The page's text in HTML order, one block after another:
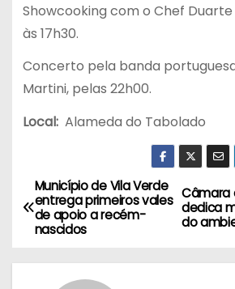
Showcooking com o Chef Duarte
às 17h30.
Concerto pela banda
Martini, pelas 22h00.
Local:Alameda do Tabolado
N
a
v
Câmara
dedica
do
Município de Vila Verde
entrega primeiros vales
de apoio a recém-
nascidos